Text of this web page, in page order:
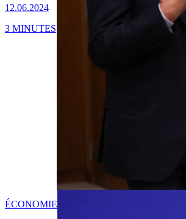
12.06.2024
3 MINUTES
ÉCONOMIE